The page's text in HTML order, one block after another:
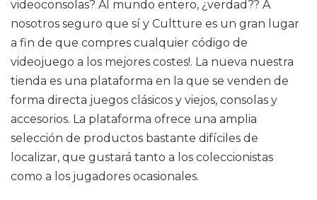
videoconsolas? Al mundo entero, ¿verdad?? A
nosotros seguro que sí y Cultture es un gran lugar
a fin de que compres cualquier código de
videojuego a los mejores costes!. La nueva nuestra
tienda es una plataforma en la que se venden de
forma directa juegos clásicos y viejos, consolas y
accesorios. La plataforma ofrece una amplia
selección de productos bastante difíciles de
localizar, que gustará tanto a los coleccionistas
como a los jugadores ocasionales.